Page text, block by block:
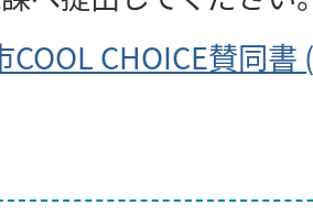
COOL CHOICE賛同書